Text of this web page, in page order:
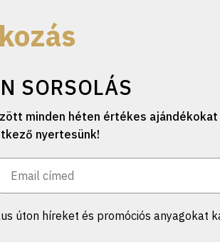
SORSOLÁS
minden héten értékes ajándékokat
nyertesünk!
úton híreket és promóciós anyagokat